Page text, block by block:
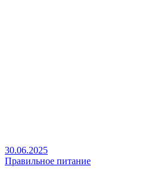
30.06.2025
Правильное питание